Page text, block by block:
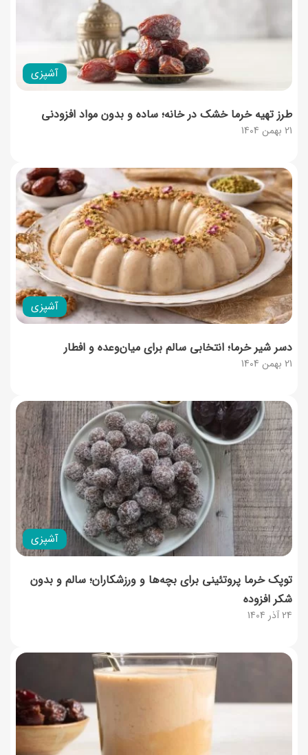
آشپزی
21 بهمن 1404
طرز تهیه خرما خشک در خانه؛ ساده و بدون مواد افزودنی
آشپزی
21 بهمن 1404
دسر شیر خرما؛ انتخابی سالم برای میان‌وعده و افطار
آشپزی
24 آذر 1404
توپک خرما پروتئینی برای بچه‌ها و ورزشکاران؛ سالم و بدون
شکر افزوده